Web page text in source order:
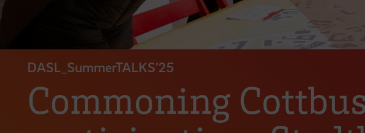
DASL_SummerTALKS’25
Commoning